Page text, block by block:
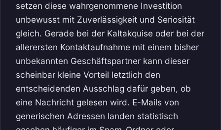
setzen diese wahrgenommene Investition
unbewusst mit Zuverlässigkeit und Seriosität
gleich. Gerade bei der Kaltakquise oder bei der
allerersten Kontaktaufnahme mit einem bisher
unbekannten Geschäftspartner kann dieser
scheinbar kleine Vorteil letztlich den
entscheidenden Ausschlag dafür geben, ob
eine Nachricht gelesen wird. E-Mails von
generischen Adressen landen statistisch